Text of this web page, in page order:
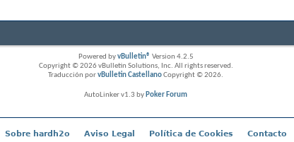
Powered byvBulletin® Version 4.2.5
Copyright © 2026 vBulletin Solutions, Inc. All rights reserved.
Traducción porvBulletin CastellanoCopyright © 2026.
AutoLinker v1.3 by Poker Forum
Sobre hardh2o Aviso Legal Política de Cookies Contacto